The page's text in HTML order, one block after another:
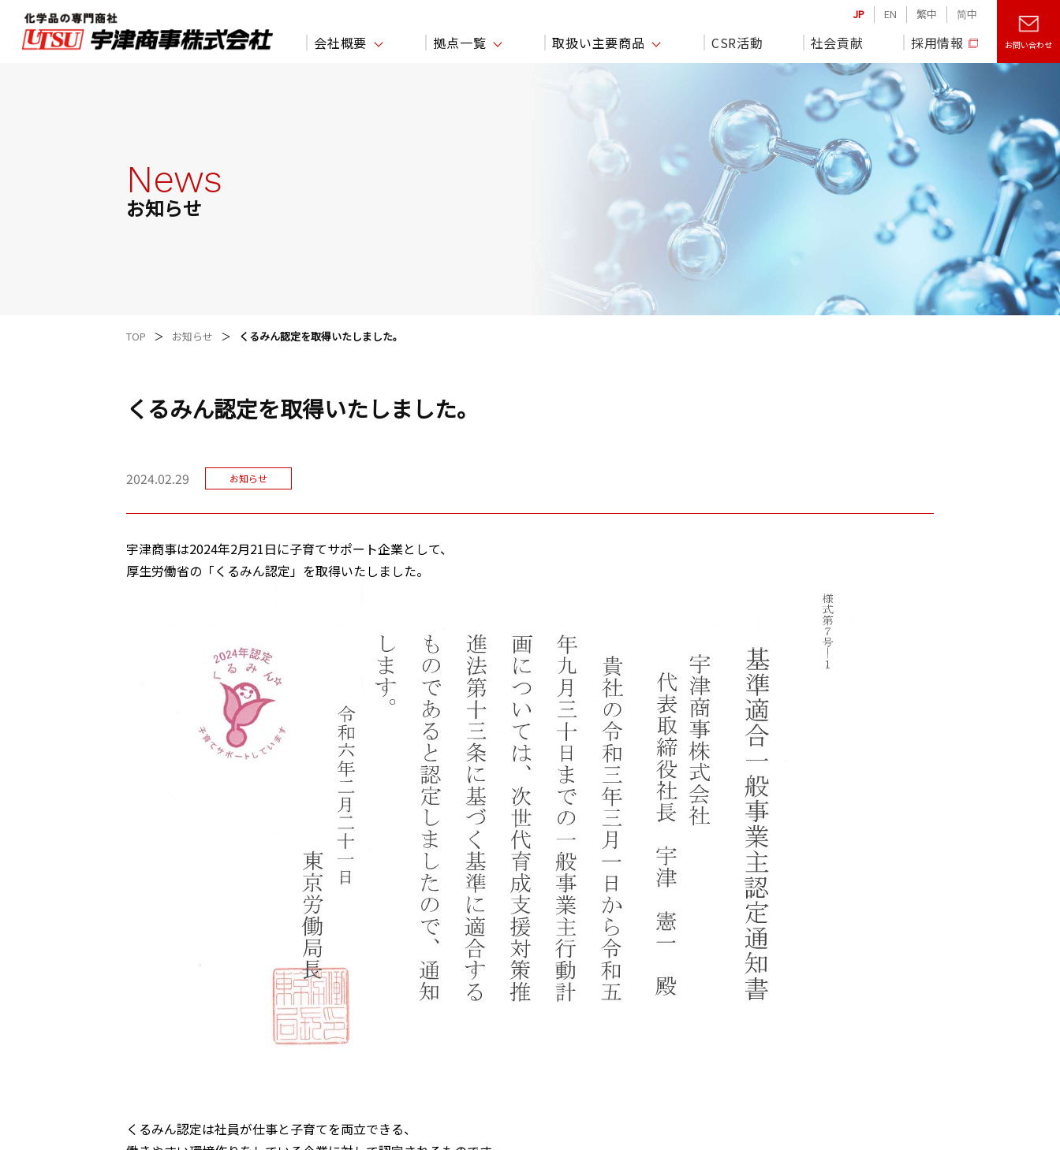
JP EN 繁中 简中
会社概要 拠点一覧 取扱い主要商品 CSR活動 社会貢献 採用情報 お問い合わせ
News
お知らせ
TOP お知らせ くるみん認定を取得いたしました。
くるみん認定を取得いたしました。
2024.02.29 お知らせ
宇津商事は2024年2月21日に子育てサポート企業として、
厚生労働省の「くるみん認定」を取得いたしました。
くるみん認定は社員が仕事と子育てを両立できる、